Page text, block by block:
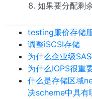
如果要分配剩
testing廉价存储
调整iSCSI存储
为什么企业级
为什么IOPS很重
什么是存储区域
决scheme中具有